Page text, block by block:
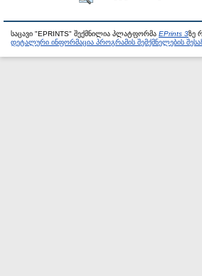
საცავი "EPRINTS" შექმნილია პლატფორმა EPrints 3ზე
დეტალური ინფორმაცია პროგრამის შემქმნელების